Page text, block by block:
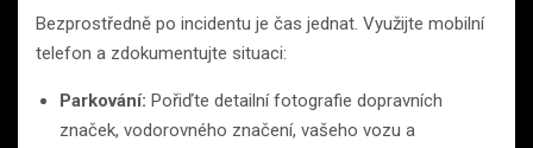
Bezprostředně po incidentu je čas jednat. Využijte mobilní
telefon a zdokumentujte situaci:
Parkování: Pořiďte detailní fotografie dopravních
značek, vodorovného značení, vašeho vozu a